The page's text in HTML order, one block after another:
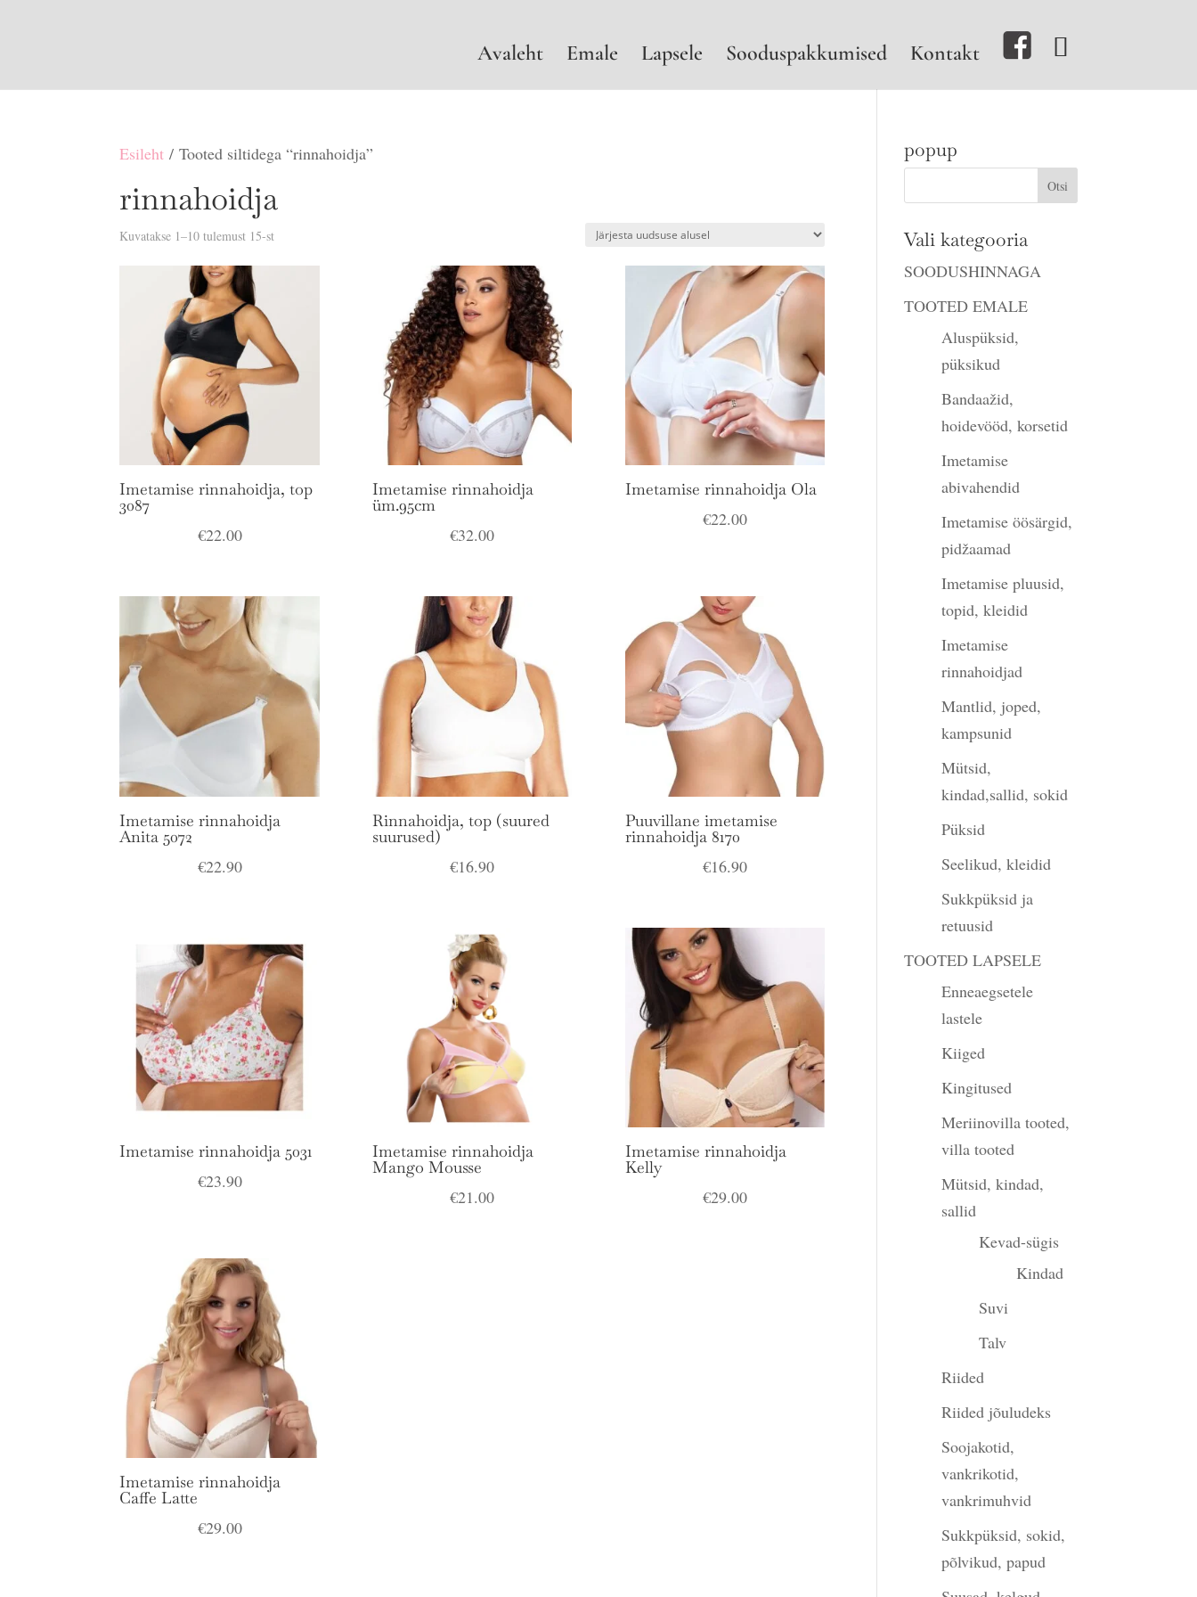
Avaleht Emale Lapsele Sooduspakkumised Kontakt
Esileht / Tooted siltidega “rinnahoidja”
rinnahoidja
Kuvatakse 1–10 tulemust 15-stSorditud
uusimate
Imetamise rinnahoidja, top
3087
€22.00
Imetamise rinnahoidja
üm.95cm
€32.00
Imetamise rinnahoidja Ola
€22.00
Imetamise rinnahoidja
Anita 5072
€22.90
Rinnahoidja, top (suured
suurused)
€16.90
Puuvillane imetamise
rinnahoidja 8170
€16.90
Imetamise rinnahoidja 5031
€23.90
Imetamise rinnahoidja
Mango Mousse
€21.00
Imetamise rinnahoidja
Kelly
€29.00
Imetamise rinnahoidja
Caffe Latte
€29.00
popup
Vali kategooria
SOODUSHINNAGA
TOOTED EMALE
Aluspüksid,
püksikud
Bandaažid,
hoidevööd, korsetid
Imetamise
abivahendid
Imetamise öösärgid,
pidžaamad
Imetamise pluusid,
topid, kleidid
Imetamise
rinnahoidjad
Mantlid, joped,
kampsunid
Mütsid,
kindad,sallid, sokid
Püksid
Seelikud, kleidid
Sukkpüksid ja
retuusid
TOOTED LAPSELE
Enneaegsetele
lastele
Kiiged
Kingitused
Meriinovilla tooted,
villa tooted
Mütsid, kindad,
sallid
Kevad-sügis
Kindad
Suvi
Talv
Riided
Riided jõuludeks
Soojakotid,
vankrikotid,
vankrimuhvid
Sukkpüksid, sokid,
põlvikud, papud